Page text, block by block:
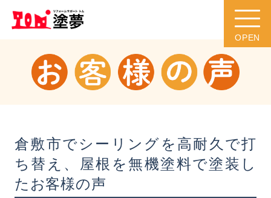
倉敷市でシーリングを高耐久で打
ち替え、屋根を無機塗料で塗装し
たお客様の声